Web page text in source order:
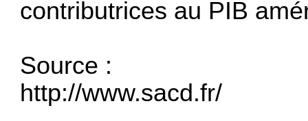
contributrices au PIB
Source :
http://www.sacd.fr/